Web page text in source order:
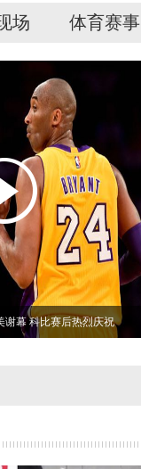
场 体育赛事
谢幕 科比赛后热烈庆祝